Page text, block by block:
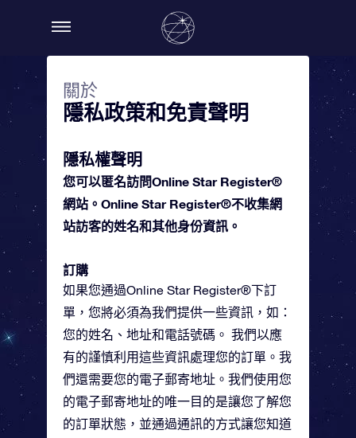
關於
隱私政策和免責聲明
隱私權聲明
您可以匿名訪問Online Star Register®
網站。Online Star Register®不收集網
站訪客的姓名和其他身份資訊。
訂購
如果您通過Online Star Register®下訂
單，您將必須為我們提供一些資訊，如：
您的姓名、地址和電話號碼。 我們以應
有的謹慎利用這些資訊處理您的訂單。我
們還需要您的電子郵寄地址。我們使用您
的電子郵寄地址的唯一目的是讓您了解您
的訂單狀態，並通過通訊的方式讓您知道